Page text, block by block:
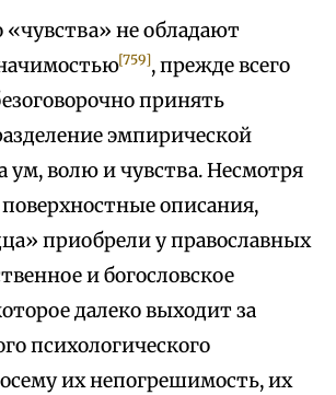
«чувства» не обладают
[759], прежде всего
принять
эмпирической
ум, волю и чувства. Несмотря
описания,
приобрели у православных
и богословское
далеко выходит за
психологического
их непогрешимость, их